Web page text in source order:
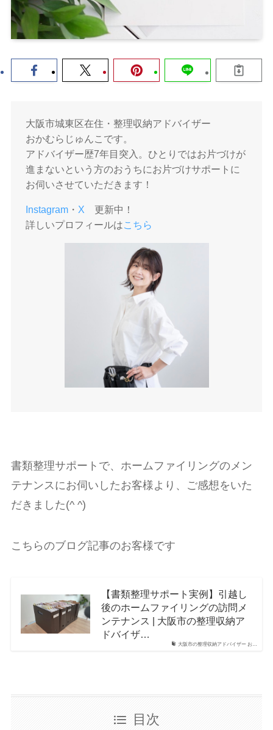
大阪市城東区在住・整理収納アドバイザー
おかむらじゅんこです。
アドバイザー歴7年目突入。ひとりではお片づけが
進まないという方のおうちにお片づけサポートに
お伺いさせていただきます！
Instagram ・ X 更新中！
詳しいプロフィールはこちら
書類整理サポートで、ホームファイリングのメン
テナンスにお伺いしたお客様より、ご感想をいた
だきました(^ ^)
こちらのブログ記事のお客様です
大阪市の整理収納アドバイザー お…
【書類整理サポート実例】引越し
後のホームファイリングの訪問メ
ンテナンス | 大阪市の整理収納ア
ドバイザ…
目次